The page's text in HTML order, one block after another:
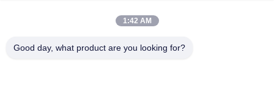
1:42 AM
Good day, what product are you looking for?